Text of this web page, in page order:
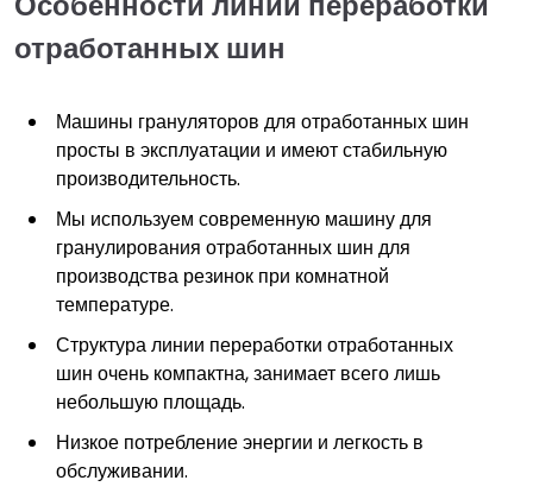
отработанных шин
Машины грануляторов для отработанных шин
просты в эксплуатации и имеют стабильную
производительность.
Мы используем современную машину для
гранулирования отработанных шин для
производства резинок при комнатной
температуре.
Структура линии переработки отработанных
шин очень компактна, занимает всего лишь
небольшую площадь.
Низкое потребление энергии и легкость в
обслуживании.